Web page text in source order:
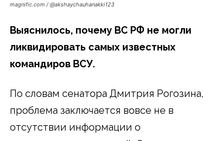
magnific.com / @akshaychauhanakki123
Выяснилось, почему ВС РФ не могли
ликвидировать самых известных
командиров ВСУ.
По словам сенатора Дмитрия Рогозина,
проблема заключается вовсе не в
отсутствии информации о